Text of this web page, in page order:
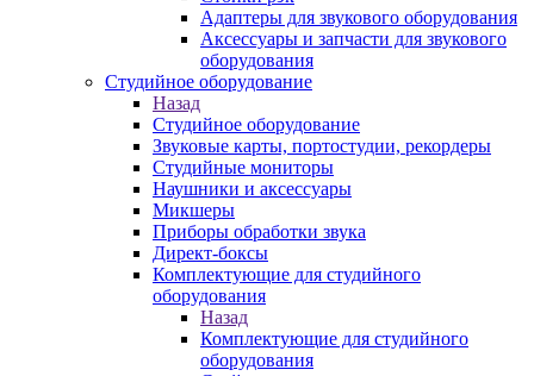
Адаптеры для звукового оборудования
Аксессуары и запчасти для звукового
оборудования
Студийное оборудование
Назад
Студийное оборудование
Звуковые карты, портостудии, рекордеры
Студийные мониторы
Наушники и аксессуары
Микшеры
Приборы обработки звука
Директ-боксы
Комплектующие для студийного
оборудования
Назад
Комплектующие для студийного
оборудования